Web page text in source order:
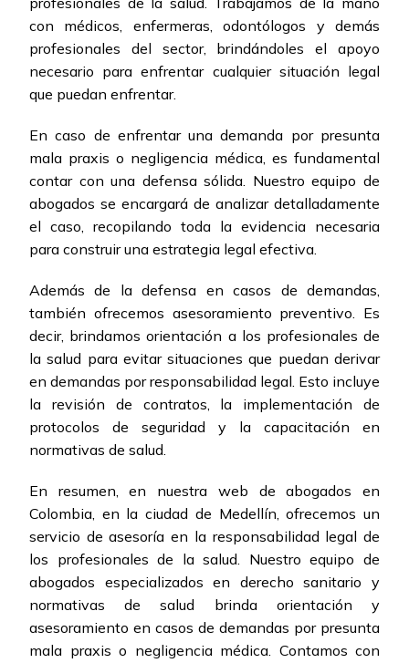
con médicos, enfermeras, odontólogos y demás
profesionales del sector, brindándoles el apoyo
necesario para enfrentar cualquier situación legal
que puedan enfrentar.
En caso de enfrentar una demanda por presunta
mala praxis o negligencia médica, es fundamental
contar con una defensa sólida. Nuestro equipo de
abogados se encargará de analizar detalladamente
el caso, recopilando toda la evidencia necesaria
para construir una estrategia legal efectiva.
Además de la defensa en casos de demandas,
también ofrecemos asesoramiento preventivo. Es
decir, brindamos orientación a los profesionales de
la salud para evitar situaciones que puedan derivar
en demandas por responsabilidad legal. Esto incluye
la revisión de contratos, la implementación de
protocolos de seguridad y la capacitación en
normativas de salud.
En resumen, en nuestra web de abogados en
Colombia, en la ciudad de Medellín, ofrecemos un
servicio de asesoría en la responsabilidad legal de
los profesionales de la salud. Nuestro equipo de
abogados especializados en derecho sanitario y
normativas de salud brinda orientación y
asesoramiento en casos de demandas por presunta
mala praxis o negligencia médica. Contamos con